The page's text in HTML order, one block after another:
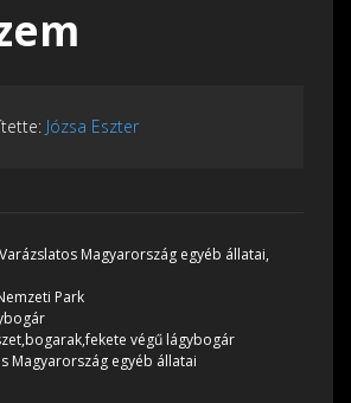
Józsa Eszter
Magyarország egyéb állatai,
Park
végű lágybogár
Magyarország egyéb állatai